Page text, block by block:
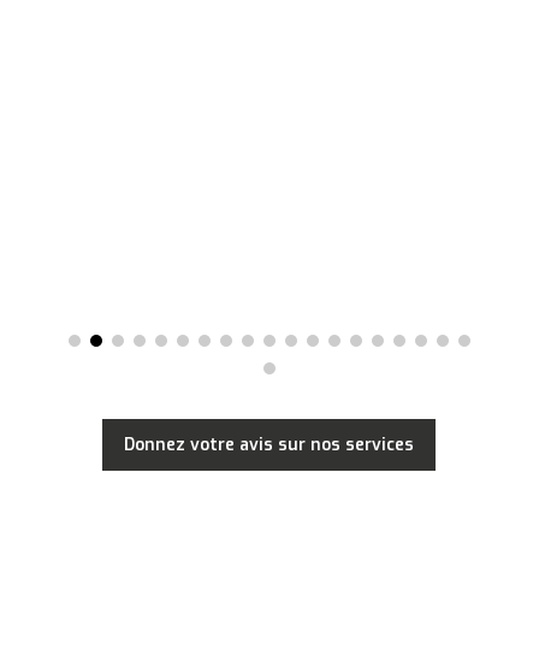
Donnez votre avis sur nos services